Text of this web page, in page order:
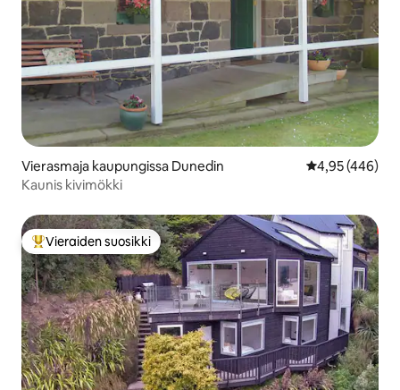
Vierasmaja kaupungissa Dunedin
4,95 (446)
Kaunis kivimökki
Vieraiden suosikkien parhaimmistoa
Vieraiden suosikki